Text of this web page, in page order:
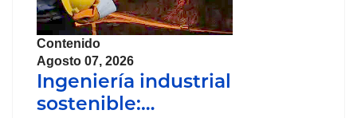
Contenido
Agosto 07, 2026
Ingeniería industrial
sostenible:…